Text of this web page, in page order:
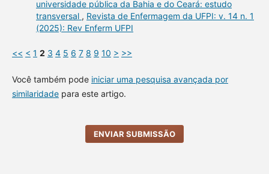
universidade pública da Bahia e do Ceará: estudo
transversal , Revista de Enfermagem da UFPI: v. 14 n. 1
(2025): Rev Enferm UFPI
<< < 1 2 3 4 5 6 7 8 9 10 > >>
Você também pode iniciar uma pesquisa avançada por
similaridadepara este artigo.
ENVIAR SUBMISSÃO